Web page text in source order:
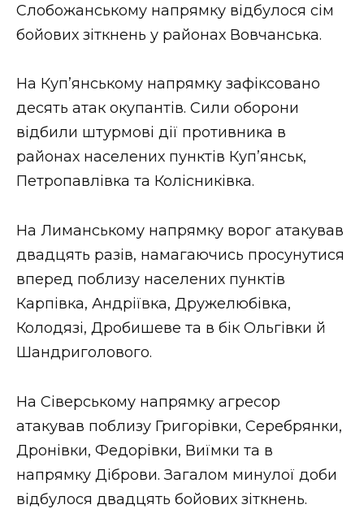
Слобожанському напрямку відбулося сім
бойових зіткнень у районах Вовчанська.
На Куп’янському напрямку зафіксовано
десять атак окупантів. Сили оборони
відбили штурмові дії противника в
районах населених пунктів Куп’янськ,
Петропавлівка та Колісниківка.
На Лиманському напрямку ворог атакував
двадцять разів, намагаючись просунутися
вперед поблизу населених пунктів
Карпівка, Андріївка, Дружелюбівка,
Колодязі, Дробишеве та в бік Ольгівки й
Шандриголового.
На Сіверському напрямку агресор
атакував поблизу Григорівки, Серебрянки,
Дронівки, Федорівки, Виїмки та в
напрямку Діброви. Загалом минулої доби
відбулося двадцять бойових зіткнень.